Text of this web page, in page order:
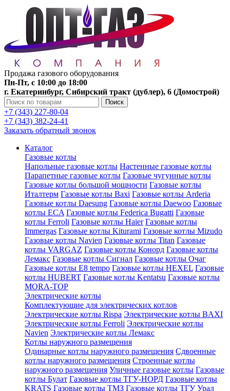
Продажа газового оборудования
Пн-Пт, с 10:00 до 18:00
г. Екатеринбург, Сибирский тракт (дублер), 6 (Домострой)
Поиск
+7 (343) 227-80-04
+7 (343) 382-24-41
Заказать обратный звонок
Каталог
Газовые котлы
Напольные газовые котлы Настенные газовые котлы
Парапетные газовые котлы Газовые чугунные котлы
Газовые котлы большой мощности Газовые котлы
Италтерм Газовые котлы Baxi Газовые котлы Arderia
Газовые котлы Daesung Газовые котлы Daewoo Газовые
котлы ECA Газовые котлы Federica Bugatti Газовые
котлы Ferroli Газовые котлы Haier Газовые котлы
Immergas Газовые котлы Kiturami Газовые котлы Mizudo
Газовые котлы Navien Газовые котлы Titan Газовые
котлы VARGAZ Газовые котлы Конорд Газовые котлы
Лемакс Газовые котлы Сигнал Газовые котлы Очаг
Газовые котлы E8 tempo Газовые котлы HEXEL Газовые
котлы HUBERT Газовые котлы Kentatsu Газовые котлы
MORA-TOP
Электрические котлы
Комплектующие для электрических котлов
Электрические котлы Rispa Электрические котлы BAXI
Электрические котлы Ferroli Электрические котлы
Navien Электрические котлы Лемакс
Котлы наружного размещения
Одинарные котлы наружного размещения Сдвоенные
котлы наружного размещения Строенные котлы
наружного размещения Уличные газовые котлы Газовые
котлы Булат Газовые котлы ТГУ-НОРД Газовые котлы
KRATS Газовые котлы ТМЗ Газовые котлы ТГУ Урал